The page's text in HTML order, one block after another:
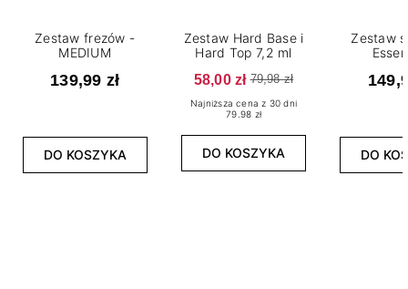
Zestaw frezów -
MEDIUM
139,99 zł
DO KOSZYKA
Zestaw Hard Base i
Hard Top 7,2 ml
58,00 zł 79,98 zł
Najniższa cena z 30 dni
79.98 zł
DO KOSZYKA
Zestaw
DO